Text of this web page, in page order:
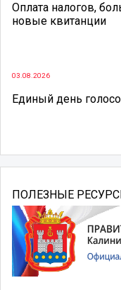
Оплата налогов,
новые квитанции
03.08.2026
Единый день
ПОЛЕЗНЫЕ